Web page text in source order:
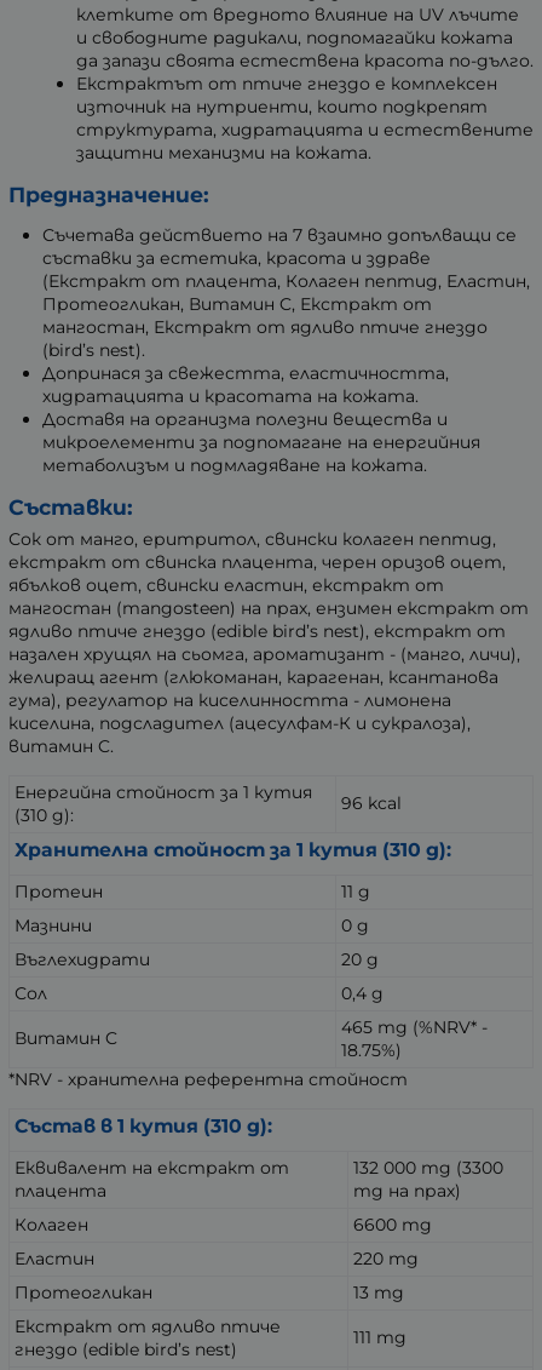
клетките от вредното влияние на UV лъчите
и свободните радикали, подпомагайки кожата
да запази своята естествена красота по-дълго.
Екстрактът от птиче гнездо е комплексен
източник на нутриенти, които подкрепят
структурата, хидратацията и естествените
защитни механизми на кожата.
Предназначение:
Съчетава действието на 7 взаимно допълващи се
съставки за естетика, красота и здраве
(Екстракт от плацента, Колаген пептид, Еластин,
Протеогликан, Витамин C, Екстракт от
мангостан, Екстракт от ядливо птиче гнездо
(bird’s nest).
Допринася за свежестта, еластичността,
хидратацията и красотата на кожата.
Доставя на организма полезни вещества и
микроелементи за подпомагане на енергийния
метаболизъм и подмладяване на кожата.
Съставки:
Сок от манго, еритритол, свински колаген пептид,
екстракт от свинска плацента, черен оризов оцет,
ябълков оцет, свински еластин, екстракт от
мангостан (mangosteen) на прах, ензимен екстракт от
ядливо птиче гнездо (edible bird’s nest), екстракт от
назален хрущял на сьомга, ароматизант - (манго, личи),
желиращ агент (глюкоманан, карагенан, ксантанова
гума), регулатор на киселинността - лимонена
киселина, подсладител (ацесулфам-К и сукралоза),
витамин C.
Енергийна стойност за 1 кутия
(310 g):
96 kcal
Хранителна стойност за 1 кутия (310 g):
Протеин
11 g
Мазнини
0 g
Въглехидрати
20 g
Сол
0,4 g
Витамин C
465 mg (%NRV* -
18.75%)
*NRV - хранителна референтна стойност
Състав в 1 кутия (310 g):
Еквивалент на екстракт от
плацента
132 000 mg (3300
mg на прах)
Колаген
6600 mg
Еластин
220 mg
Протеогликан
13 mg
Екстракт от ядливо птиче
гнездо (edible bird’s nest)
111 mg